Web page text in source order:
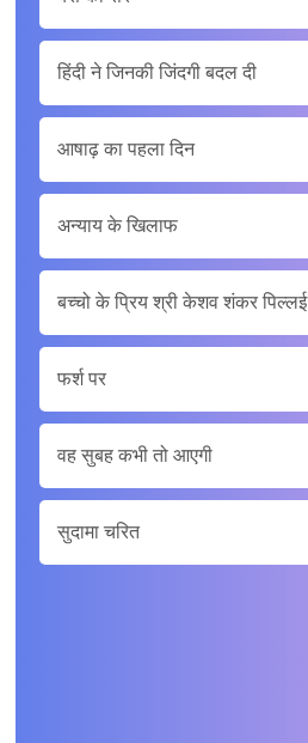
हिंदी ने जिनकी जिंदगी बदल दी
आषाढ़ का पहला दिन
अन्याय के खिलाफ
बच्चो के प्रिय श्री केशव शंकर पिल्लई
फर्श पर
वह सुबह कभी तो आएगी
सुदामा चरित